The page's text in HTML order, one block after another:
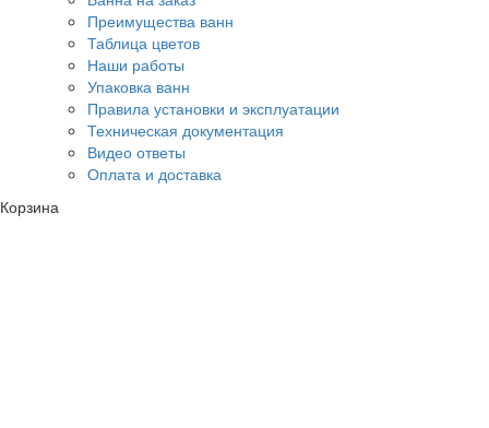
Преимущества ванн
Таблица цветов
Наши работы
Упаковка ванн
Правила установки и эксплуатации
Техническая документация
Видео ответы
Оплата и доставка
Корзина